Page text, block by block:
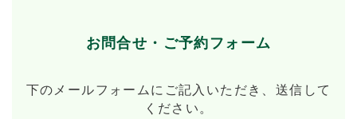
お問合せ・ご予約フォーム
下のメールフォームにご記入いただき、送信して
ください。